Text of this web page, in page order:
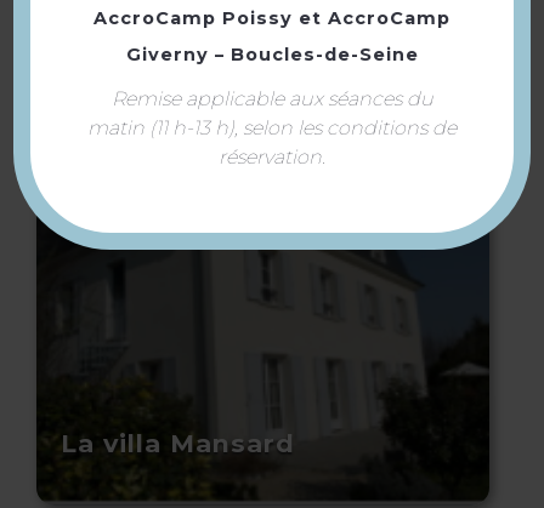
La guinguette de
Villennes
La villa Mansard
AccroCamp Poissy et AccroCamp
Giverny – Boucles-de-Seine
Remise applicable aux séances du
matin (11 h-13 h), selon les conditions de
réservation.